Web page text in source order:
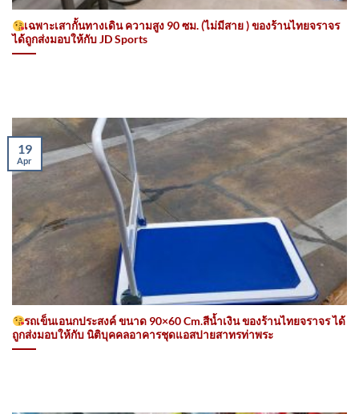
เฉพาะเสากั้นทางเดิน ความสูง 90 ซม. (ไม่มีสาย ) ของร้านไทยจราจร
ได้ถูกส่งมอบให้กับ JD Sports
รถเข็นเอนกประสงค์ ขนาด 90×60 Cm.สีน้ำเงิน ของร้านไทยจราจร ได้
ถูกส่งมอบให้กับ นิติบุคคลอาคารชุดแอสปายสาทรท่าพระ
19
Apr